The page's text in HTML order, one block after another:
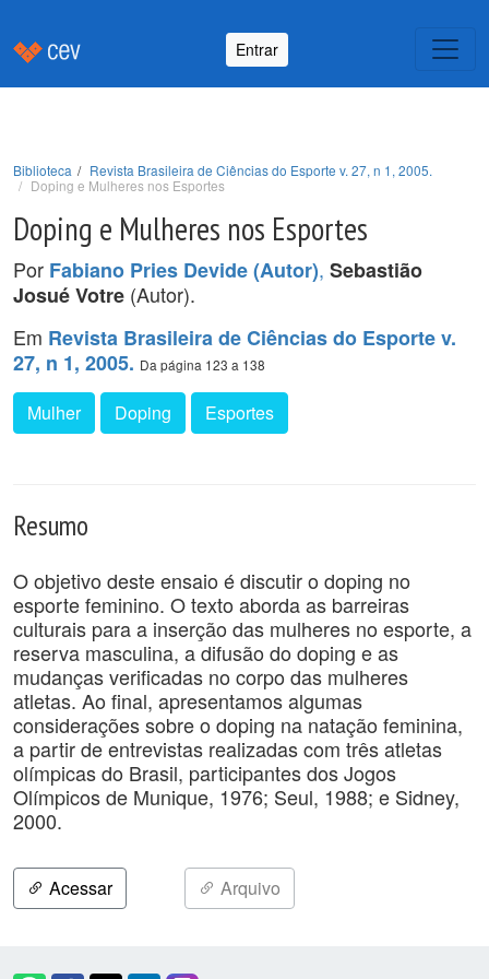
Entrar
Biblioteca
Revista Brasileira de Ciências do Esporte v. 27, n 1, 2005.
Doping e Mulheres nos Esportes
Doping e Mulheres nos Esportes
Por Fabiano Pries Devide (Autor), Sebastião
Josué Votre (Autor).
Em Revista Brasileira de Ciências do Esporte v.
27, n 1, 2005. Da página 123 a 138
Mulher Doping Esportes
Resumo
O objetivo deste ensaio é discutir o doping no
esporte feminino. O texto aborda as barreiras
culturais para a inserção das mulheres no esporte, a
reserva masculina, a difusão do doping e as
mudanças verificadas no corpo das mulheres
atletas. Ao final, apresentamos algumas
considerações sobre o doping na natação feminina,
a partir de entrevistas realizadas com três atletas
olímpicas do Brasil, participantes dos Jogos
Olímpicos de Munique, 1976; Seul, 1988; e Sidney,
2000.
Acessar Arquivo